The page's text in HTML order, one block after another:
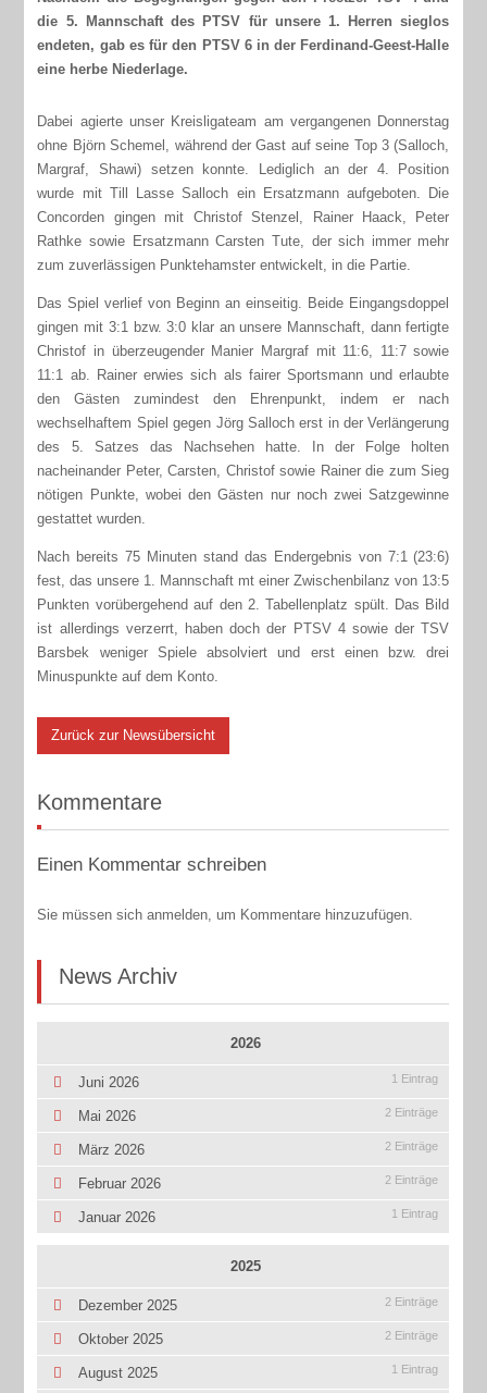
die 5. Mannschaft des PTSV für unsere 1. Herren sieglos
endeten, gab es für den PTSV 6 in der Ferdinand-Geest-Halle
eine herbe Niederlage.
Dabei agierte unser Kreisligateam am vergangenen Donnerstag
ohne Björn Schemel, während der Gast auf seine Top 3 (Salloch,
Margraf, Shawi) setzen konnte. Lediglich an der 4. Position
wurde mit Till Lasse Salloch ein Ersatzmann aufgeboten. Die
Concorden gingen mit Christof Stenzel, Rainer Haack, Peter
Rathke sowie Ersatzmann Carsten Tute, der sich immer mehr
zum zuverlässigen Punktehamster entwickelt, in die Partie.
Das Spiel verlief von Beginn an einseitig. Beide Eingangsdoppel
gingen mit 3:1 bzw. 3:0 klar an unsere Mannschaft, dann fertigte
Christof in überzeugender Manier Margraf mit 11:6, 11:7 sowie
11:1 ab. Rainer erwies sich als fairer Sportsmann und erlaubte
den Gästen zumindest den Ehrenpunkt, indem er nach
wechselhaftem Spiel gegen Jörg Salloch erst in der Verlängerung
des 5. Satzes das Nachsehen hatte. In der Folge holten
nacheinander Peter, Carsten, Christof sowie Rainer die zum Sieg
nötigen Punkte, wobei den Gästen nur noch zwei Satzgewinne
gestattet wurden.
Nach bereits 75 Minuten stand das Endergebnis von 7:1 (23:6)
fest, das unsere 1. Mannschaft mt einer Zwischenbilanz von 13:5
Punkten vorübergehend auf den 2. Tabellenplatz spült. Das Bild
ist allerdings verzerrt, haben doch der PTSV 4 sowie der TSV
Barsbek weniger Spiele absolviert und erst einen bzw. drei
Minuspunkte auf dem Konto.
Zurück zur Newsübersicht
Kommentare
Einen Kommentar schreiben
Sie müssen sich anmelden, um Kommentare hinzuzufügen.
News Archiv
2026
Juni 2026 1 Eintrag
Mai 2026 2 Einträge
März 2026 2 Einträge
Februar 2026 2 Einträge
Januar 2026 1 Eintrag
2025
Dezember 2025 2 Einträge
Oktober 2025 2 Einträge
August 2025 1 Eintrag